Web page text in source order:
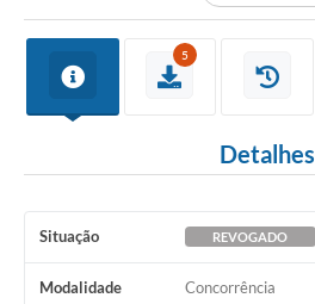
5
Detalhes
Situação REVOGADO
Modalidade Concorrência